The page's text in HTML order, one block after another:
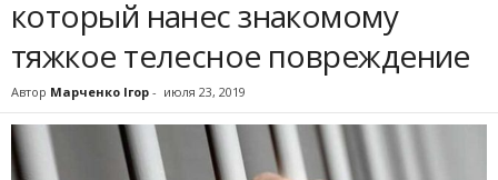
который нанес знакомому
тяжкое телесное повреждение
Автор Марченко Ігор - июля 23, 2019